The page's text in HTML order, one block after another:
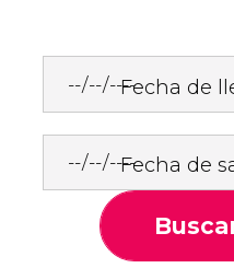
Fecha de
Fecha de